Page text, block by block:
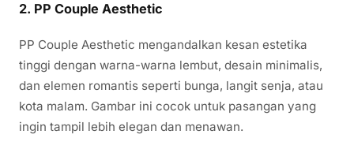
2. PP Couple Aesthetic
PP Couple Aesthetic mengandalkan kesan estetika
tinggi dengan warna-warna lembut, desain minimalis,
dan elemen romantis seperti bunga, langit senja, atau
kota malam. Gambar ini cocok untuk pasangan yang
ingin tampil lebih elegan dan menawan.